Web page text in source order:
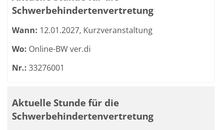
Schwerbehindertenvertretung
Wann: 12.01.2027, Kurzveranstaltung
Wo: Online-BW ver.di
Nr.: 33276001
Aktuelle Stunde für die
Schwerbehindertenvertretung